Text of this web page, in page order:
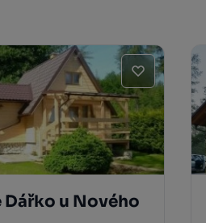
Dářko u Nového